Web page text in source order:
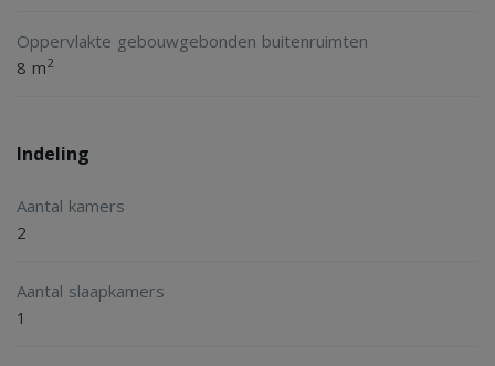
€145,00 euro per month for heating/cooling.
Oppervlakte gebouwgebonden buitenruimten
8 m2
Indeling
Aantal kamers
2
Aantal slaapkamers
1